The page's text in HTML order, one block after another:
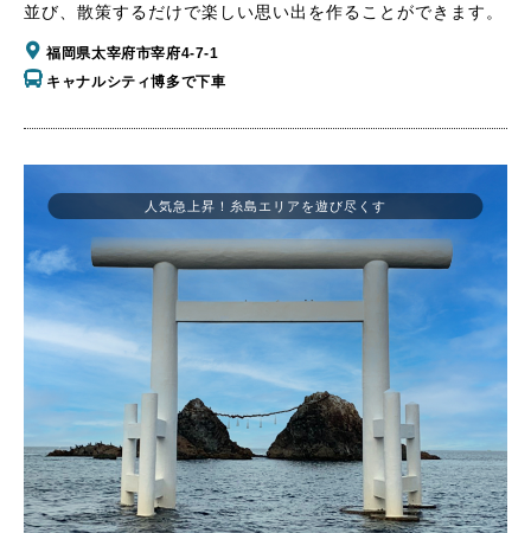
並び、散策するだけで楽しい思い出を作ることができます。
福岡県太宰府市宰府4-7-1
キャナルシティ博多で下車
人気急上昇！糸島エリアを遊び尽くす